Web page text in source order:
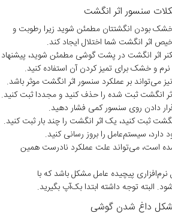
سنسور اثر انگشت
خشک بودن انگشتتان مطمئن شوید زیرا رطوبت و
اثر انگشت شما اختلال ایجاد کند.
اثر انگشت در پشت گوشی مطمئن شوید، پیشنهاد
و خشک برای تمیز کردن آن استفاده کنید.
می‌تواند بر عملکرد سنسور اثر انگشت موثر باشد.
اثر انگشت ثبت شده را حذف کنید و مجددا ثبت کنید.
دادن روی سنسور کمی فشار دهید.
ثبت کنید، یک اثر انگشت را چند بار ثبت کنید.
سیستم‌عامل را بروز رسانی کنید.
است، می‌تواند علت عملکرد نادرست همین
پیچیده عامل مشکل باشد که با
البته توجه داشته ابتدا بک‌آپ بگیرید.
داغ شدن گوشی